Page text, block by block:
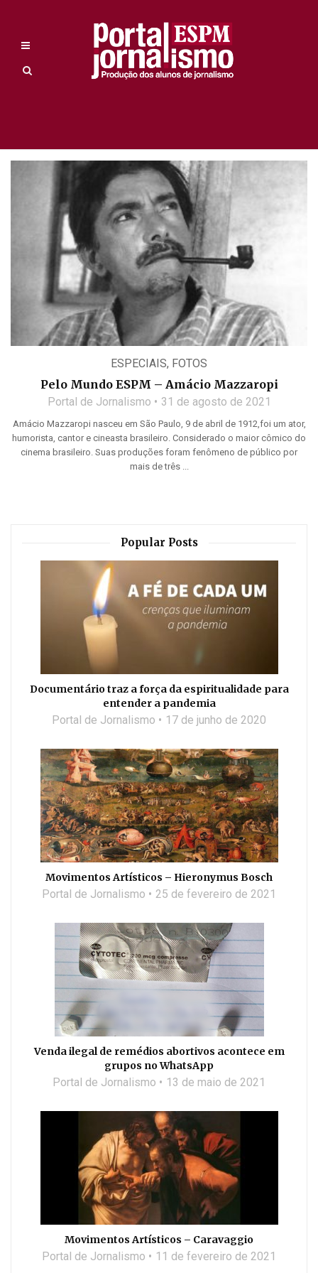
ESPECIAIS, FOTOS
Pelo Mundo ESPM – Amácio Mazzaropi
Portal de Jornalismo 31 de agosto de 2021
Amácio Mazzaropi nasceu em São Paulo, 9 de abril de 1912,foi um ator,
humorista, cantor e cineasta brasileiro. Considerado o maior cômico do
cinema brasileiro. Suas produções foram fenômeno de público por
mais de três ...
Popular Posts
Documentário traz a força da espiritualidade para
entender a pandemia
Portal de Jornalismo 17 de junho de 2020
Movimentos Artísticos – Hieronymus Bosch
Portal de Jornalismo 25 de fevereiro de 2021
Venda ilegal de remédios abortivos acontece em
grupos no WhatsApp
Portal de Jornalismo 13 de maio de 2021
Movimentos Artísticos – Caravaggio
Portal de Jornalismo 11 de fevereiro de 2021